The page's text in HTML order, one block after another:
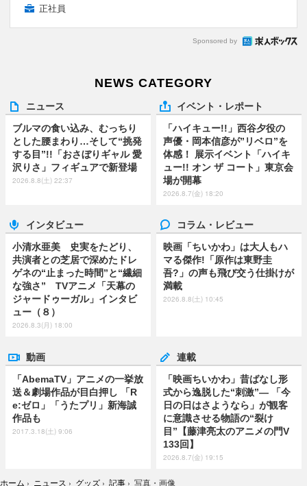
正社員
Sponsored by
NEWS CATEGORY
ニュース
ブルマの食い込み、むっちり
とした腰まわり…そして“挑発
する目”!!「おさぼりギャル 愛
沢りさ」フィギュアで新登場
2026.8.8(土) 22:37
イベント・レポート
「ハイキュー!!」西谷夕役の
声優・岡本信彦が”リベロ”を
体感！ 展示イベント「ハイキ
ュー!! オン ザ コート」東京会
場が開幕
2026.8.7(金) 18:20
インタビュー
小清水亜美 史実をたどり、
共演者との芝居で深めたドレ
ゲネの“止まった時間”と“繊細
な強さ” TVアニメ「天幕の
ジャードゥーガル」インタビ
ュー（８）
2026.8.3(月) 18:00
コラム・レビュー
映画「ちいかわ」は大人もハ
マる傑作!「原作は東野圭
吾?」の声も飛び交う仕掛けが
満載
2026.8.8(土) 10:45
動画
「AbemaTV」アニメの一挙放
送＆劇場作品が目白押し 「R
e:ゼロ」「うたプリ」新海誠
作品も
2017.3.18(土) 9:06
連載
「映画ちいかわ」昔ばなし形
式から逸脱した“刺激”― 「今
日の日はさようなら」が観客
に意識させる物語の“裂け
目”【藤津亮太のアニメの門V
133回】
2026.8.7(金) 19:15
ホーム › ニュース › グッズ › 記事 › 写真・画像